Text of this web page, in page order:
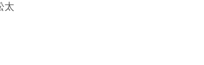
太